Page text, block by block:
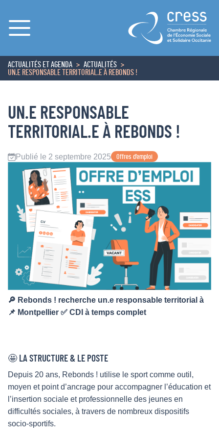
Menu
ACCUEIL
ACTUALITÉS ET AGENDA
ACTUALITÉS
UN.E RESPONSABLE TERRITORIAL.E À REBONDS !
UN.E RESPONSABLE
TERRITORIAL.E À REBONDS !
Publié le 2 septembre 2025 Offres d’emploi
🔎 Rebonds ! recherche un.e responsable territorial à
📌 Montpellier ✅ CDI à temps complet
🤩 LA STRUCTURE & LE POSTE
Depuis 20 ans, Rebonds ! utilise le sport comme outil,
moyen et point d’ancrage pour accompagner l’éducation et
l’insertion sociale et professionnelle des jeunes en
difficultés sociales, à travers de nombreux dispositifs
socio-sportifs.